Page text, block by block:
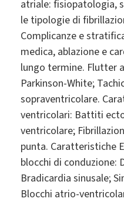
atriale: fisiopatologia,
le tipologie di
Complicanze e
medica, ablazione e
lungo termine. Flutter
Parkinson-White;
sopraventricolare.
ventricolari: Battiti
ventricolare;
punta. Caratteristiche
blocchi di conduzione:
Bradicardia sinusale;
Blocchi atrio-